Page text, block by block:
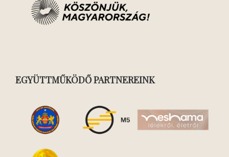
EGYÜTTMŰKÖDŐ PARTNEREINK